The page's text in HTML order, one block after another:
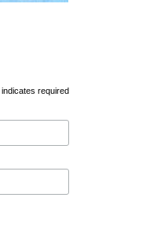
indicates required